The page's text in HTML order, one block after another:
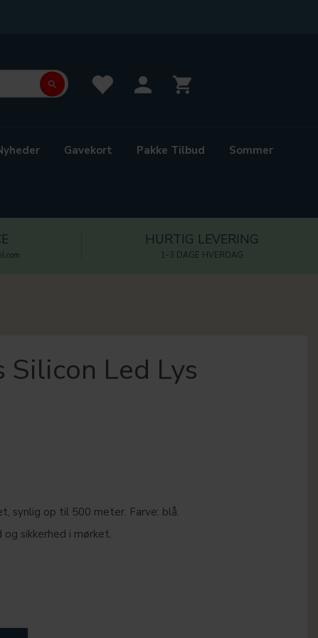
Gavekort Pakke Tilbud Sommer
HURTIG LEVERING
1-3 DAGE HVERDAG
Silicon Led Lys
synlig op til 500 meter. Farve: blå.
sikkerhed i mørket.